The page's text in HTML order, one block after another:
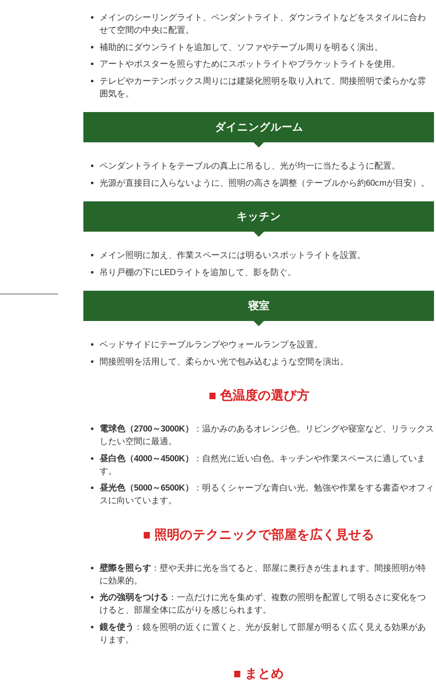
メインのシーリングライト、ペンダントライト、ダウンライトなどをスタイルに合わ
せて空間の中央に配置。
補助的にダウンライトを追加して、ソファやテーブル周りを明るく演出。
アートやポスターを照らすためにスポットライトやブラケットライトを使用。
テレビやカーテンボックス周りには建築化照明を取り入れて、間接照明で柔らかな雰
囲気を。
ダイニングルーム
ペンダントライトをテーブルの真上に吊るし、光が均一に当たるように配置。
光源が直接目に入らないように、照明の高さを調整（テーブルから約60cmが目安）。
キッチン
メイン照明に加え、作業スペースには明るいスポットライトを設置。
吊り戸棚の下にLEDライトを追加して、影を防ぐ。
寝室
ベッドサイドにテーブルランプやウォールランプを設置。
間接照明を活用して、柔らかい光で包み込むような空間を演出。
■ 色温度の選び方
電球色（2700～3000K）
：温かみのあるオレンジ色。リビングや寝室など、リラックス
したい空間に最適。
昼白色（4000～4500K）
：自然光に近い白色。キッチンや作業スペースに適していま
す。
昼光色（5000～6500K）
：明るくシャープな青白い光。勉強や作業をする書斎やオフィ
スに向いています。
■ 照明のテクニックで部屋を広く見せる
壁際を照らす ：壁や天井に光を当てると、部屋に奥行きが生まれます。間接照明が特
に効果的。
光の強弱をつける ：一点だけに光を集めず、複数の照明を配置して明るさに変化をつ
けると、部屋全体に広がりを感じられます。
鏡を使う ：鏡を照明の近くに置くと、光が反射して部屋が明るく広く見える効果があ
ります。
■ まとめ